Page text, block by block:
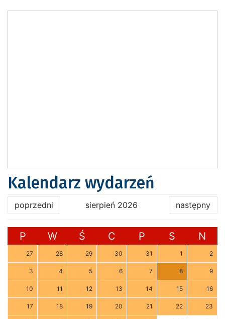
Kalendarz wydarzeń
poprzedni sierpień 2026 następny
P W Ś C P S N
27 28 29 30 31 1 2
3 4 5 6 7 8 9
10 11 12 13 14 15 16
17 18 19 20 21 22 23